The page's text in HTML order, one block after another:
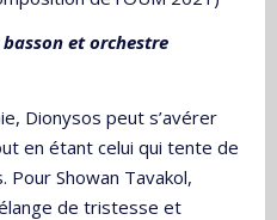
et orchestre
Dionysos peut s’avérer
en étant celui qui tente de
Showan Tavakol,
de tristesse et